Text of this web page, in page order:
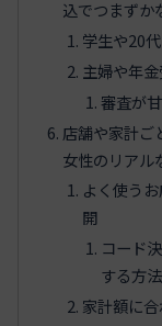
込でつまずか
学生や20
主婦や年
審査が
店舗や家計ご
女性のリアル
よく使う
開
コード
する方法
家計額に